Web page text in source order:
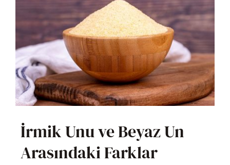
İrmik Unu ve Beyaz Un
Arasındaki Farklar